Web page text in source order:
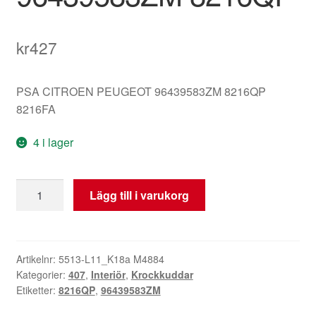
kr427
PSA CITROEN PEUGEOT 96439583ZM 8216QP
8216FA
4 i lager
sidairbag
96439583ZM
8216QP
mängd
Lägg till i varukorg
Artikelnr: 5513-L11_K18a M4884
Kategorier: 407, Interiör, Krockkuddar
Etiketter: 8216QP, 96439583ZM